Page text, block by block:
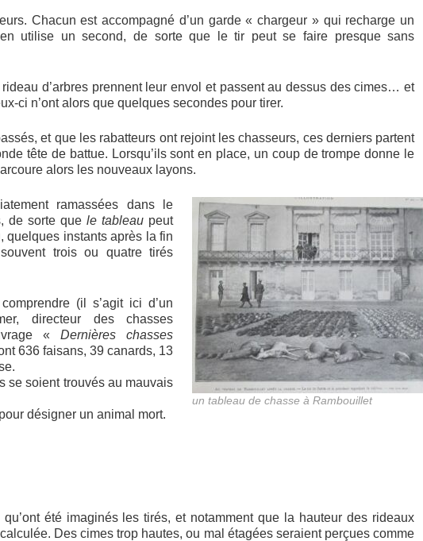
Chacun est accompagné d’un garde « chargeur » qui recharge un
utilise un second, de sorte que le tir peut se faire presque sans
d’arbres prennent leur envol et passent au dessus des cimes… et
ci n’ont alors que quelques secondes pour tirer.
et que les rabatteurs ont rejoint les chasseurs, ces derniers partent
tête de battue. Lorsqu’ils sont en place, un coup de trompe donne le
alors les nouveaux layons.
un tableau de chasse à Rambouillet
ramassées dans le
de sorte quele tableau peut
quelques instants après la fin
trois ou quatre tirés
(il s’agit ici d’un
directeur des chasses
«Dernières chasses
636 faisans, 39 canards, 13
se soient trouvés au mauvais
désigner un animal mort.
été imaginés les tirés, et notamment que la hauteur des rideaux
Des cimes trop hautes, ou mal étagées seraient perçues comme